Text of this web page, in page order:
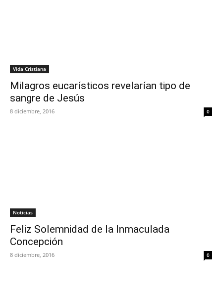
Vida Cristiana
Milagros eucarísticos revelarían tipo de
sangre de Jesús
8 diciembre, 2016 0
Noticias
Feliz Solemnidad de la Inmaculada
Concepción
8 diciembre, 2016 0